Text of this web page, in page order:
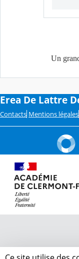
Un
Erea De Lattre
Contacts Mentions légales